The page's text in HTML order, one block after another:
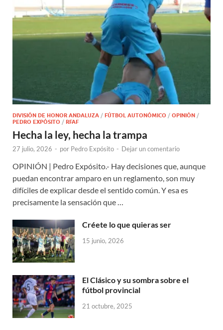
DIVISIÓN DE HONOR ANDALUZA / FÚTBOL AUTONÓMICO / OPINIÓN /
PEDRO EXPÓSITO / RFAF
Hecha la ley, hecha la trampa
27 julio, 2026 - por Pedro Expósito - Dejar un comentario
OPINIÓN | Pedro Expósito.- Hay decisiones que, aunque
puedan encontrar amparo en un reglamento, son muy
difíciles de explicar desde el sentido común. Y esa es
precisamente la sensación que …
Créete lo que quieras ser
15 junio, 2026
El Clásico y su sombra sobre el
fútbol provincial
21 octubre, 2025